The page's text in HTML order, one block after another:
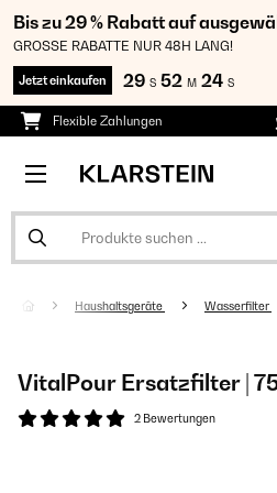
Bis zu 29 % Rabatt auf
GROSSE RABATTE NUR 48H LANG!
Jetzt einkaufen 29 S 52 M 23 S
Flexible Zahlungen
Haushaltsgeräte Wasserfilter
VitalPour Ersatzfilter |
2 Bewertungen